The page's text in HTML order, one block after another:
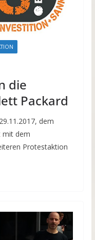
die
Packard
dem
mit dem
Protestaktion